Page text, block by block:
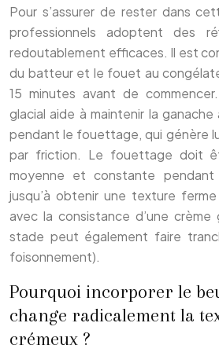
Pour s’assurer de rester dans
professionnels adoptent des
redoutablement efficaces. Il est
du batteur et le fouet au
15 minutes avant de
glacial aide à maintenir la
pendant le fouettage, qui génère
par friction. Le fouettage doit
moyenne et constante pendant
jusqu’à obtenir une texture
avec la consistance d’une
stade peut également faire
foisonnement).
Pourquoi incorporer le
change radicalement la
crémeux ?